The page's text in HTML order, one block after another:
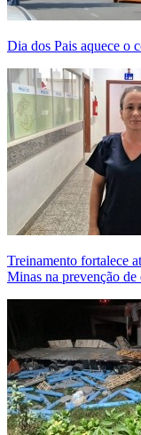
Dia dos Pais aquece o
Treinamento fortalece
Minas na prevenção de